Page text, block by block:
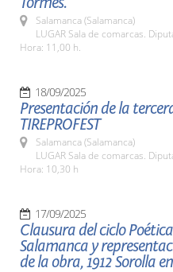
Salamanca (Salamanca)
LUGAR Sala de comarcas.
Hora: 11,00 h.
18/09/2025
Presentación de la
TIREPROFEST
Salamanca (Salamanca)
LUGAR Sala de comarcas.
Hora: 10,30 h
17/09/2025
Clausura del ciclo
Salamanca y
de la obra, 1912 Sorolla